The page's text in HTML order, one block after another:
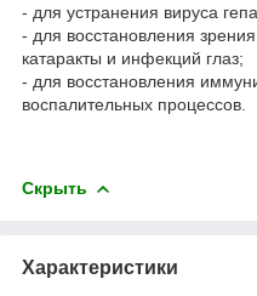
- для устранения вируса
- для восстановления
катаракты и инфекций глаз;
- для восстановления
воспалительных процессов.
Скрыть
Характеристики